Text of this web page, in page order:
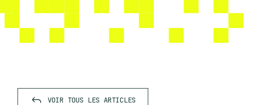
VOIR TOUS LES ARTICLES